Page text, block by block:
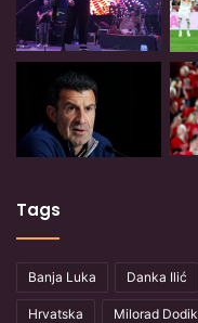
Tags
Banja Luka Danka Ilić
Hrvatska Milorad Dodik